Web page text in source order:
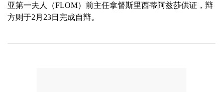
亚第一夫人（FLOM）前主任拿督斯里西蒂阿兹莎供证，辩
方则于2月23日完成自辩。